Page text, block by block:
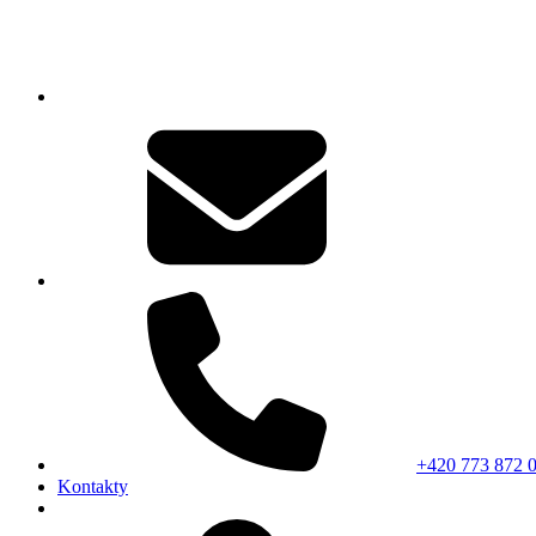
+420 773 872
Kontakty